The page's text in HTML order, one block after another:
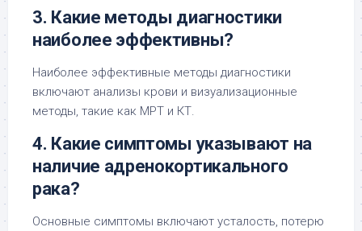
3. Какие методы диагностики
наиболее эффективны?
Наиболее эффективные методы диагностики
включают анализы крови и визуализационные
методы, такие как МРТ и КТ.
4. Какие симптомы указывают на
наличие адренокортикального
рака?
Основные симптомы включают усталость, потерю